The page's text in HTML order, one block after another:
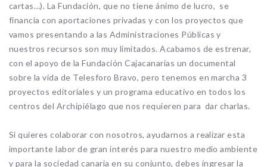
cartas…). La Fundación, que no tiene ánimo de lucro, se
financia con aportaciones privadas y con los proyectos que
vamos presentando a las Administraciones Públicas y
nuestros recursos son muy limitados. Acabamos de estrenar,
con el apoyo de la Fundación Cajacanarias un documental
sobre la vida de Telesforo Bravo, pero tenemos en marcha 3
proyectos editoriales y un programa educativo en todos los
centros del Archipiélago que nos requieren para dar charlas.
Si quieres colaborar con nosotros, ayudarnos a realizar esta
importante labor de gran interés para nuestro medio ambiente
y para la sociedad canaria en su conjunto, debes ingresar la